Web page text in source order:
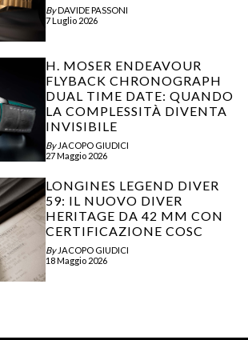
ByDAVIDE PASSONI
7 Luglio 2026
H. MOSER ENDEAVOUR
FLYBACK CHRONOGRAPH
DUAL TIME DATE: QUANDO
LA COMPLESSITÀ DIVENTA
INVISIBILE
By JACOPO GIUDICI
27 Maggio 2026
LONGINES LEGEND DIVER
59: IL NUOVO DIVER
HERITAGE DA 42 MM CON
CERTIFICAZIONE COSC
By JACOPO GIUDICI
18 Maggio 2026